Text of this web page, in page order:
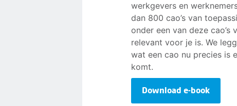
werkgevers en
dan 800 cao’s van
onder een van deze cao’s
relevant voor je is. We
wat een cao nu precies is
komt.
Download e-book